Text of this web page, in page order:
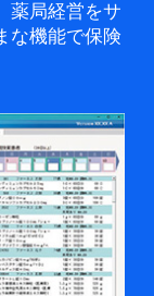
薬局経営をサ
な機能で保険